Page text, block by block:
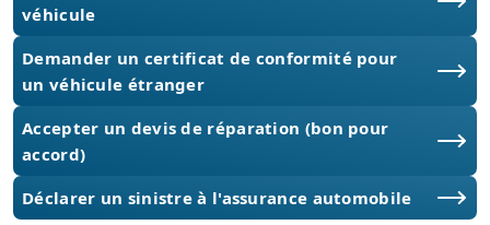
véhicule
Demander un certificat de conformité pour
un véhicule étranger
Accepter un devis de réparation (bon pour
accord)
Déclarer un sinistre à l'assurance automobile